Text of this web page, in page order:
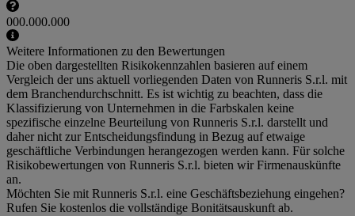
000.000.000
Weitere Informationen zu den Bewertungen
Die oben dargestellten Risikokennzahlen basieren auf einem
Vergleich der uns aktuell vorliegenden Daten von Runneris S.r.l. mit
dem Branchendurchschnitt. Es ist wichtig zu beachten, dass die
Klassifizierung von Unternehmen in die Farbskalen keine
spezifische einzelne Beurteilung von Runneris S.r.l. darstellt und
daher nicht zur Entscheidungsfindung in Bezug auf etwaige
geschäftliche Verbindungen herangezogen werden kann. Für solche
Risikobewertungen von Runneris S.r.l. bieten wir Firmenauskünfte
an.
Möchten Sie mit Runneris S.r.l. eine Geschäftsbeziehung eingehen?
Rufen Sie kostenlos die vollständige Bonitätsauskunft ab.